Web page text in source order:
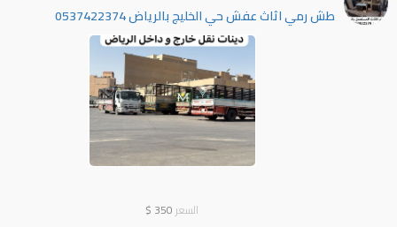
طش رمي اثاث عفش حي الخليج بالرياض 0537422374
السعر 350
$